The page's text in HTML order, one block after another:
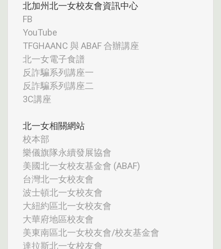
北加州北一女校友會資訊中心
FB
YouTube
TFGHAANC 與 ABAF 合辦講座
北一女電子食譜
反詐騙系列講座一
反詐騙系列講座二
3C講座
北一女相關網站
校本部
樂儀旗隊永續發展協會
美國北一女校友基金會 (ABAF)
台灣北一女校友會
波士頓北一女校友會
大紐約區北一女校友會
大華府地區校友會
美東南區北一女校友會/校友基金會
達拉斯北一女校友會